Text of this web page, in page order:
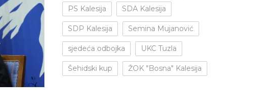
PS Kalesija SDA Kalesija
SDP Kalesija Semina Mujanović
sjedeća odbojka UKC Tuzla
Šehidski kup ŽOK "Bosna" Kalesija